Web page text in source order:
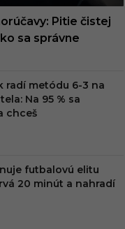
Pitie čistej
sa správne
radí metódu 6-3 na
Na 95 % sa
chceš
futbalovú elitu
20 minút a nahradí